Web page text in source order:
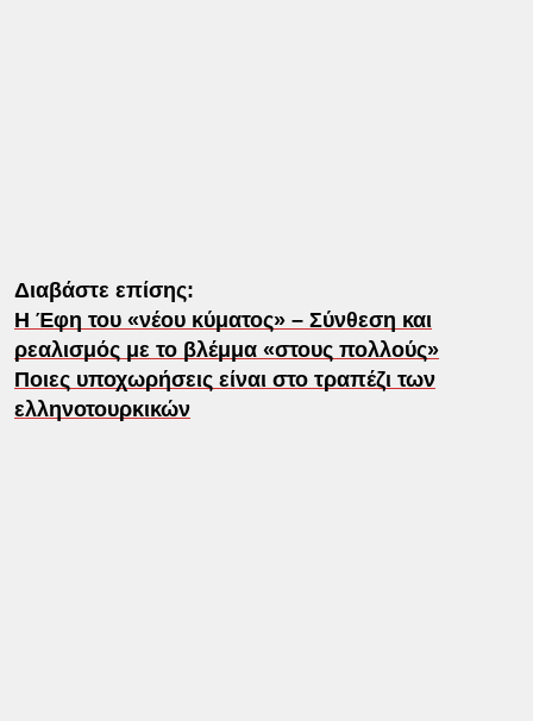
Διαβάστε επίσης:
Η Έφη του «νέου κύματος» – Σύνθεση και
ρεαλισμός με το βλέμμα «στους πολλούς»
Ποιες υποχωρήσεις είναι στο τραπέζι των
ελληνοτουρκικών